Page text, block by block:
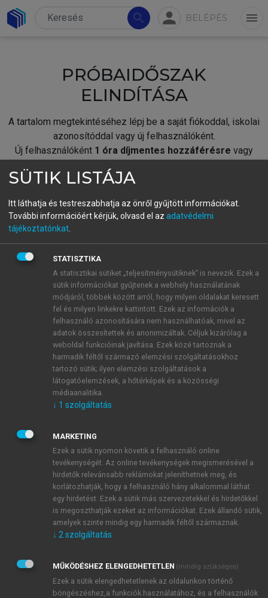
search person BELÉPÉS menu
PRÓBAIDŐSZAK
ELINDÍTÁSA
A tartalom megtekintéséhez lépj be a saját fiókoddal, iskolai
azonosítóddal vagy új felhasználóként.
Új felhasználóként 1 óra díjmentes hozzáférésre vagy
fiókoddal,vagy hozz létre új fiókot.
A regisztráció után apróbaidőszakautomatikusan
BELÉPÉS SAJÁT FIÓKKAL
ÚJ FIÓK LÉTREHOZÁSA
1 óra díjmentes hozzáférés
E-MAIL-CÍM
JELSZÓ
JELSZÓ ÚJRA
Kérek értesítést a MeRSZ újdonságairól, akcióiról.
Kérek értesítést az Akadémiai Kiadó Zrt. újdonságairól,
Adatkezelési tájékoztatóbanfoglaltakat tudomásul
veszem és elfogadom.
Általános vásárlási feltételeket, valamint a szotar.netés a
SÜTIK LISTÁJA
Itt láthatja és testreszabhatja az önről gyűjtött információkat.
További információért kérjük, olvasd el az adatvédelmi
tájékoztatónkat
STATISZTIKA
A statisztikai sütiket „teljesítménysütiknek” is nevezik. Ezek a
sütik információkat gyűjtenek a webhely használatának
módjáról, többek között arról, hogy milyen oldalakat keresett
fel és milyen linkekre kattintott. Ezek az információk a
felhasználó azonosítására nem használhatóak, mivel az
adatok összesítettek és anonimizáltak. Céljuk kizárólag a
weboldal funkcióinak javítása. Ezek közé tartoznak a
harmadik féltől származó elemzési szolgáltatásokhoz
tartozó sütik; ilyen elemzési szolgáltatások a
látogatóelemzések, a hőtérképek és a közösségi
médiaanalitika.
↓ 1 szolgáltatás
MARKETING
Ezek a sütik nyomon követik a felhasználó online
tevékenységét. Az online tevékenységek megismerésével a
hirdetők relevánsabb reklámokat jeleníthetnek meg, és
korlátozhatják, hogy a felhasználó hány alkalommal láthat
egy hirdetést. Ezek a sütik más szervezetekkel és hirdetőkkel
is megoszthatják ezeket az információkat. Ezek állandó sütik,
amelyek szinte mindig egy harmadik féltől származnak.
↓ 2 szolgáltatás
MŰKÖDÉSHEZ ELENGEDHETETLEN (mindig szükséges)
Ezek a sütik elengedhetetlenek az oldalunkon történő
böngészéshez,a funkciók használatához, és a felhasználók